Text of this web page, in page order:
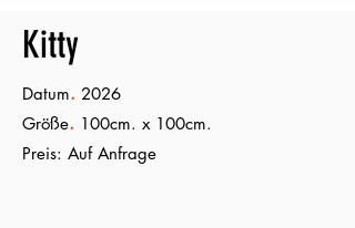
Kitty
Datum. 2026
Größe. 100cm. x 100cm.
Preis: Auf Anfrage